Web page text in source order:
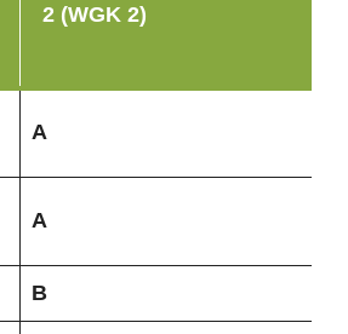
2 (WGK 2)
A
A
B